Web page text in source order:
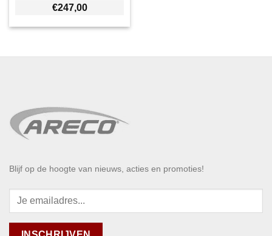
€247,00
Blijf op de hoogte van nieuws, acties en promoties!